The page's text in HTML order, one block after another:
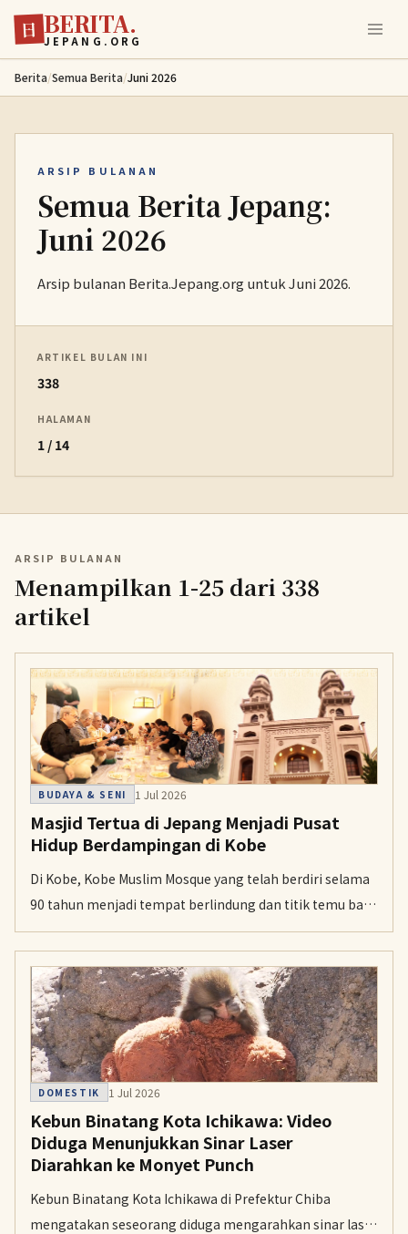
Lewati ke konten utama
日 BERITA.
JEPANG.ORG
Berita/Semua Berita/Juni 2026
ARSIP BULANAN
Semua Berita Jepang:
Juni 2026
Arsip bulanan Berita.Jepang.org untuk Juni 2026.
ARTIKEL BULAN INI
338
HALAMAN
1 / 14
ARSIP BULANAN
Menampilkan 1-25 dari 338
artikel
BUDAYA & SENI 1 Jul 2026
Masjid Tertua di Jepang Menjadi Pusat
Hidup Berdampingan di Kobe
Di Kobe, Kobe Muslim Mosque yang telah berdiri selama
90 tahun menjadi tempat berlindung dan titik temu bagi
Muslim di Jepang. Bangunan ini juga mencerminkan
sejarah multikultural kota pelabuhan tersebut sejak
abad ke-19.
DOMESTIK 1 Jul 2026
Kebun Binatang Kota Ichikawa: Video
Diduga Menunjukkan Sinar Laser
Diarahkan ke Monyet Punch
Kebun Binatang Kota Ichikawa di Prefektur Chiba
mengatakan seseorang diduga mengarahkan sinar laser